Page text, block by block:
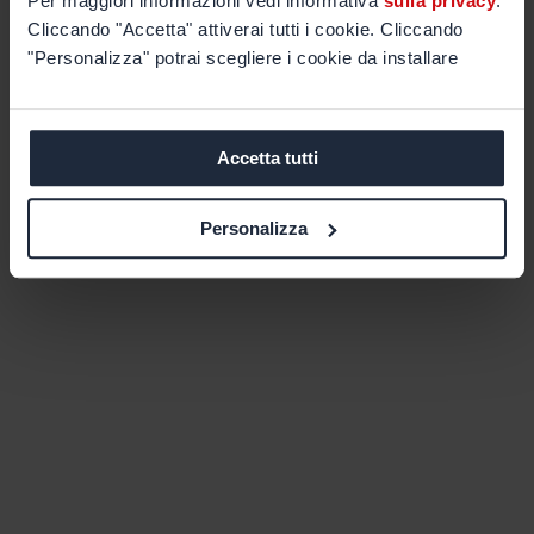
Cliccando "Accetta" attiverai tutti i cookie. Cliccando
"Personalizza" potrai scegliere i cookie da installare
Accetta tutti
Personalizza